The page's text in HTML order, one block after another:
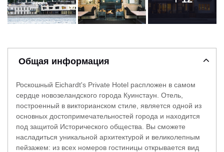
Общая информация
Роскошный Eichardt's Private Hotel распложен в самом
сердце новозеландского города Куинстаун. Отель,
построенный в викторианском стиле, является одной из
основных достопримечательностей города и находится
под защитой Исторического общества. Вы сможете
насладиться уникальной архитектурой и великолепным
пейзажем: из всех номеров гостиницы открывается вид